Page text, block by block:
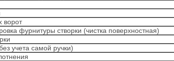
ворот
фурнитуры створки (чистка поверхностная)
учета самой ручки)